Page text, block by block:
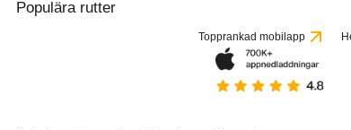
Populära rutter
Topprankad mobilapp